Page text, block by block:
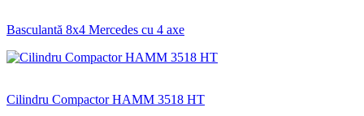
Basculantă 8x4 Mercedes cu 4 axe
Cilindru Compactor HAMM 3518 HT